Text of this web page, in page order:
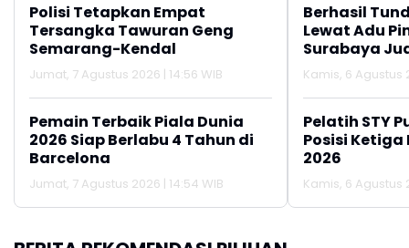
Polisi Tetapkan Empat
Tersangka Tawuran Geng
Semarang-Kendal
Jumat, 7 Agustus 2026 | 14:56 WIB
Pemain Terbaik Piala Dunia
2026 Siap Berlabu 4 Tahun di
Barcelona
Jumat, 7 Agustus 2026 | 14:54 WIB
Berhasil
Lewat Adu
Surabaya
2026
Kamis, 6 Agustus
Pelatih STY
Posisi Ketiga
2026
Kamis, 6 Agustus